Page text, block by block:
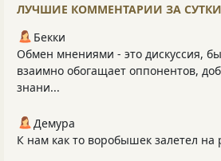
ЛУЧШИЕ КОММЕНТАРИИ ЗА СУТКИ
Бекки
Обмен мнениями - это дискуссия,
взаимно обогащает оппонентов,
знани...
Демура
К нам как то воробышек залетел на